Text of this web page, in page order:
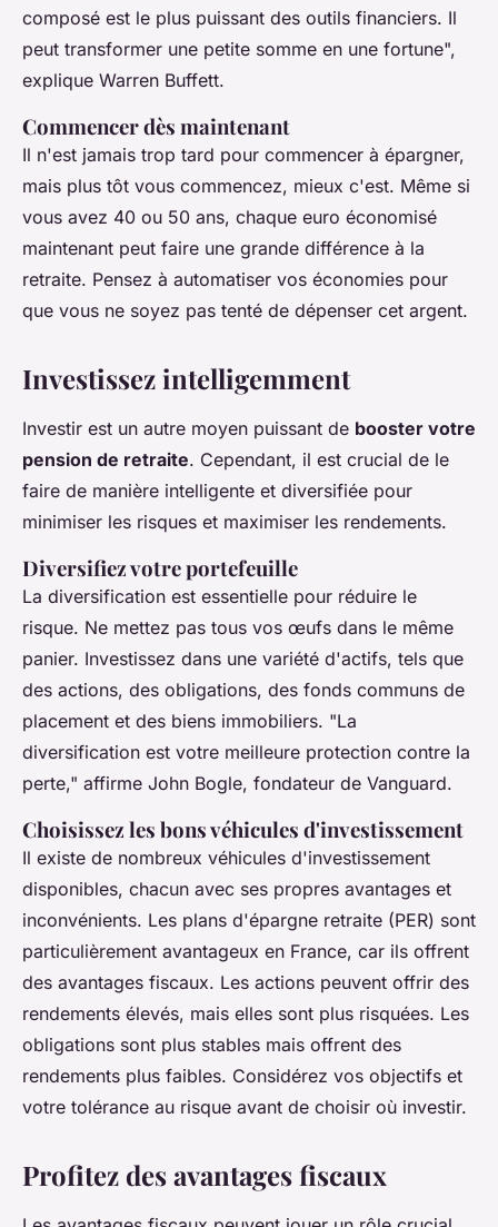
composé est le plus puissant des outils financiers. Il
peut transformer une petite somme en une fortune",
explique Warren Buffett.
Commencer dès maintenant
Il n'est jamais trop tard pour commencer à épargner,
mais plus tôt vous commencez, mieux c'est. Même si
vous avez 40 ou 50 ans, chaque euro économisé
maintenant peut faire une grande différence à la
retraite. Pensez à automatiser vos économies pour
que vous ne soyez pas tenté de dépenser cet argent.
Investissez intelligemment
Investir est un autre moyen puissant de booster votre
pension de retraite. Cependant, il est crucial de le
faire de manière intelligente et diversifiée pour
minimiser les risques et maximiser les rendements.
Diversifiez votre portefeuille
La diversification est essentielle pour réduire le
risque. Ne mettez pas tous vos œufs dans le même
panier. Investissez dans une variété d'actifs, tels que
des actions, des obligations, des fonds communs de
placement et des biens immobiliers. "La
diversification est votre meilleure protection contre la
perte," affirme John Bogle, fondateur de Vanguard.
Choisissez les bons véhicules d'investissement
Il existe de nombreux véhicules d'investissement
disponibles, chacun avec ses propres avantages et
inconvénients. Les plans d'épargne retraite (PER) sont
particulièrement avantageux en France, car ils offrent
des avantages fiscaux. Les actions peuvent offrir des
rendements élevés, mais elles sont plus risquées. Les
obligations sont plus stables mais offrent des
rendements plus faibles. Considérez vos objectifs et
votre tolérance au risque avant de choisir où investir.
Profitez des avantages fiscaux